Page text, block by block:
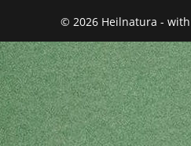
© 2026 Heilnatura - with